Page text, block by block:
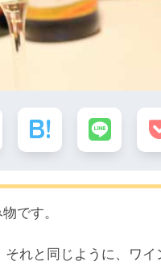
です。
れと同じように、ワ